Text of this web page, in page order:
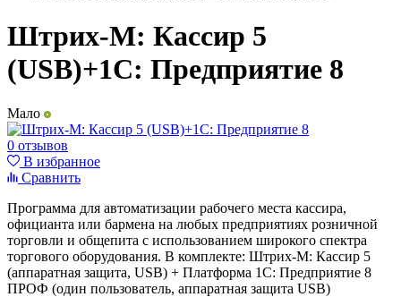
Штрих-М: Кассир 5
(USB)+1С: Предприятие 8
Мало
0 отзывов
В избранное
Сравнить
Программа для автоматизации рабочего места кассира,
официанта или бармена на любых предприятиях розничной
торговли и общепита с использованием широкого спектра
торгового оборудования. В комплекте: Штрих-М: Кассир 5
(аппаратная защита, USB) + Платформа 1C: Предприятие 8
ПРОФ (один пользователь, аппаратная защита USB)